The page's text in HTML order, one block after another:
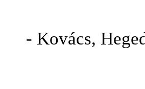
- Kovács,